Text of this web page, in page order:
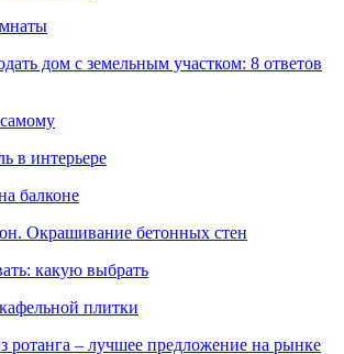
дом с земельным участком: 8 ответов
в интерьере
балконе
Окрашивание бетонных стен
какую выбрать
плитки
ротанга – лучшее предложение на рынке